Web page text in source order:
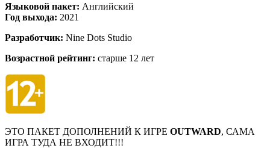
Языковой пакет: Английский
Год выхода: 2021
Разработчик: Nine Dots Studio
Возрастной рейтинг: старше 12 лет
ЭТО ПАКЕТ ДОПОЛНЕНИЙ К ИГРЕ OUTWARD, САМА
ИГРА ТУДА НЕ ВХОДИТ!!!